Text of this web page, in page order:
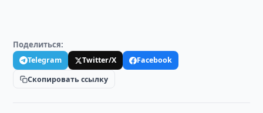
Поделиться:
Telegram Twitter/X
Facebook
Скопировать ссылку